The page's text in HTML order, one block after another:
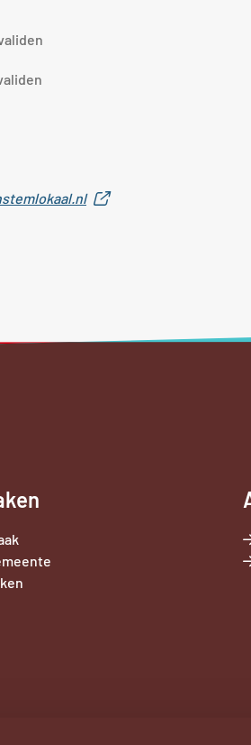
Externe
Externe
Externe